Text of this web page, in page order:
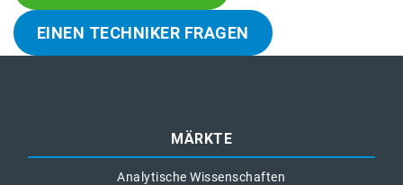
EINEN TECHNIKER FRAGEN
MÄRKTE
Analytische Wissenschaften